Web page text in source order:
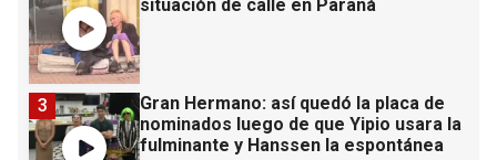
situación de calle en Paraná
Gran Hermano: así quedó la placa de
nominados luego de que Yipio usara la
fulminante y Hanssen la espontánea
3